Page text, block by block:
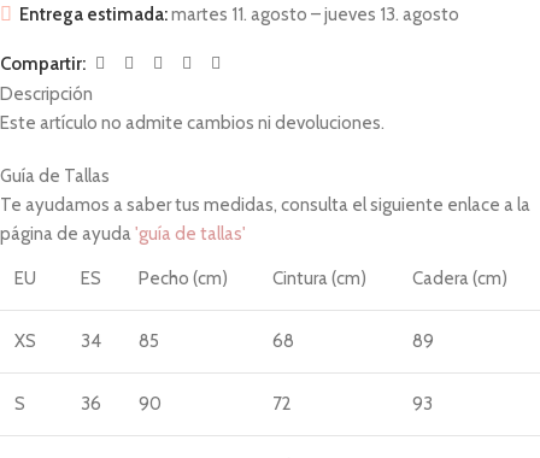
Entrega estimada:martes 11. agosto – jueves 13. agosto
Compartir:
Descripción
Este artículo no admite cambios ni devoluciones.
Guía de Tallas
Te ayudamos a saber tus medidas, consulta el siguiente enlace a la
página de ayuda'guía de tallas'
EU ES Pecho (cm) Cintura (cm) Cadera (cm)
XS 34 85 68 89
S 36 90 72 93